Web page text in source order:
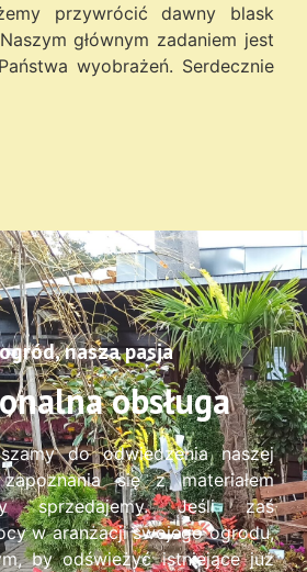
przywrócić dawny blask
głównym zadaniem jest
wyobrażeń. Serdecznie
nasza pasja
obsługa
do odwiedzenia naszej
się z materiałem
sprzedajemy. Jeśli zaś
w aranżacji swojego ogrodu,
by odświeżyć istniejące już